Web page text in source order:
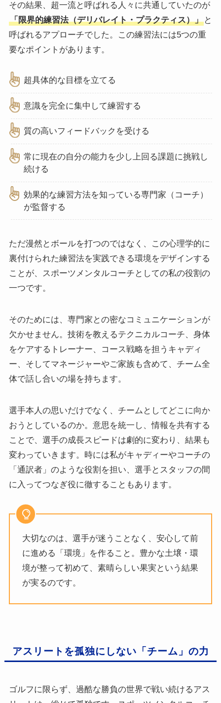
その結果、超一流と呼ばれる人々に共通していたのが
「限界的練習法（デリバレイト・プラクティス）」と
呼ばれるアプローチでした。この練習法には5つの重
要なポイントがあります。
超具体的な目標を立てる
意識を完全に集中して練習する
質の高いフィードバックを受ける
常に現在の自分の能力を少し上回る課題に挑戦し
続ける
効果的な練習方法を知っている専門家（コーチ）
が監督する
ただ漫然とボールを打つのではなく、この心理学的に
裏付けられた練習法を実践できる環境をデザインする
ことが、スポーツメンタルコーチとしての私の役割の
一つです。
そのためには、専門家との密なコミュニケーションが
欠かせません。技術を教えるテクニカルコーチ、身体
をケアするトレーナー、コース戦略を担うキャディ
ー、そしてマネージャーやご家族も含めて、チーム全
体で話し合いの場を持ちます。
選手本人の思いだけでなく、チームとしてどこに向か
おうとしているのか。意思を統一し、情報を共有する
ことで、選手の成長スピードは劇的に変わり、結果も
変わっていきます。時には私がキャディーやコーチの
「通訳者」のような役割を担い、選手とスタッフの間
に入ってつなぎ役に徹することもあります。
大切なのは、選手が迷うことなく、安心して前
に進める「環境」を作ること。豊かな土壌・環
境が整って初めて、素晴らしい果実という結果
が実るのです。
アスリートを孤独にしない「チーム」の力
ゴルフに限らず、過酷な勝負の世界で戦い続けるアス